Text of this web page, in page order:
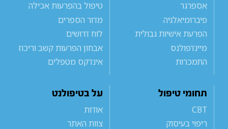
אספרגר
פיברומיאלגיה
הפרעת אישיות גבולית
מיינדפולנס
התמכרות
טיפול בהפרעות אכילה
מדור הספרים
לוח דרושים
אבחון הפרעות קשב וריכוז
אינדקס מטפלים
תחומי טיפול
CBT
ריפוי בעיסוק
על בטיפולנט
אודות
צוות האתר